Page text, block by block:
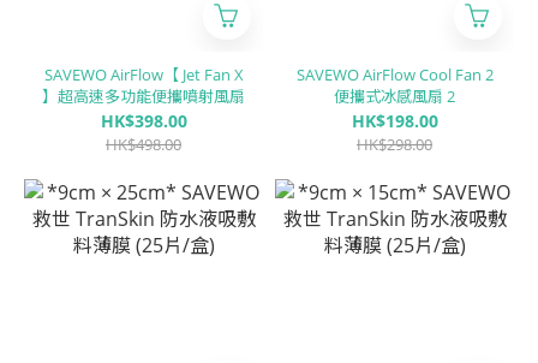
SAVEWO AirFlow【 Jet Fan X
】超高速多功能便攜噴射風扇
HK$398.00
HK$498.00
SAVEWO AirFlow Cool Fan 2
便攜式冰感風扇 2
HK$198.00
HK$298.00